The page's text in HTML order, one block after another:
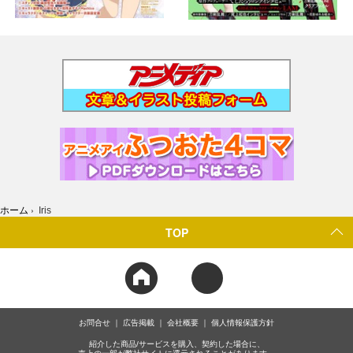
ホーム › Iris
TOP
お問合せ 広告掲載 会社概要 個人情報保護方針
紹介した商品/サービスを購入、契約した場合に、